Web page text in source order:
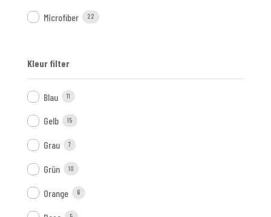
Microfiber 22
Kleur filter
Blau 11
Gelb 15
Grau 7
Grün 10
Orange 6